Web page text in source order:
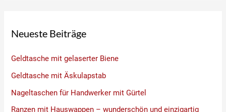
Neueste Beiträge
Geldtasche mit gelaserter Biene
Geldtasche mit Äskulapstab
Nageltaschen für Handwerker mit Gürtel
Ranzen mit Hauswappen – wunderschön und einzigartig